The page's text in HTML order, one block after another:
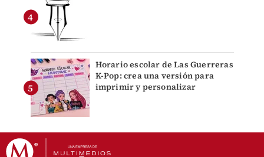
Horario escolar de Las Guerreras
K-Pop: crea una versión para
imprimir y personalizar